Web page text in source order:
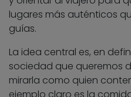
lugares más auténticos
guías.
La idea central es, en
sociedad que queremos
mirarla como quien